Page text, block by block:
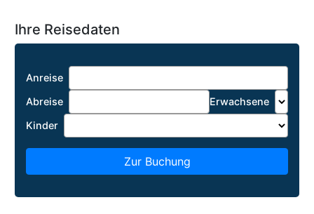
Ihre Reisedaten
Anreise
Abreise
Erwachsene
Kinder
Zur Buchung